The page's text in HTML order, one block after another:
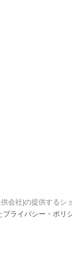
会社)の提供するシ
プライバシー・ポリ